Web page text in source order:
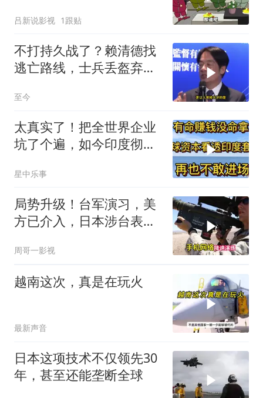
吕新说影视 1跟贴
不打持久战了？赖清德找
逃亡路线，士兵丢盔弃
至今
太真实了！把全世界企业
坑了个遍，如今印度彻底
星中乐事
局势升级！台军演习，美
方已介入，日本涉台表述
周哥一影视
越南这次，真是在玩火
最新声音
日本这项技术不仅领先30
年，甚至还能垄断全球